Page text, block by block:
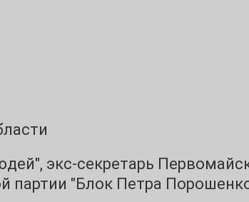
экс-секретарь
партии "Блок Петра